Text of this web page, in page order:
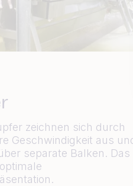
zeichnen sich durch
Geschwindigkeit aus
separate Balken. Das